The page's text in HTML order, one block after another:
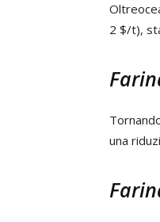
2 $/t),
una